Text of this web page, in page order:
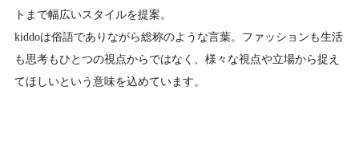
トまで幅広いスタイルを提案。
kiddoは俗語でありながら総称のような言葉。ファッションも生活
も思考もひとつの視点からではなく、様々な視点や立場から捉え
てほしいという意味を込めています。